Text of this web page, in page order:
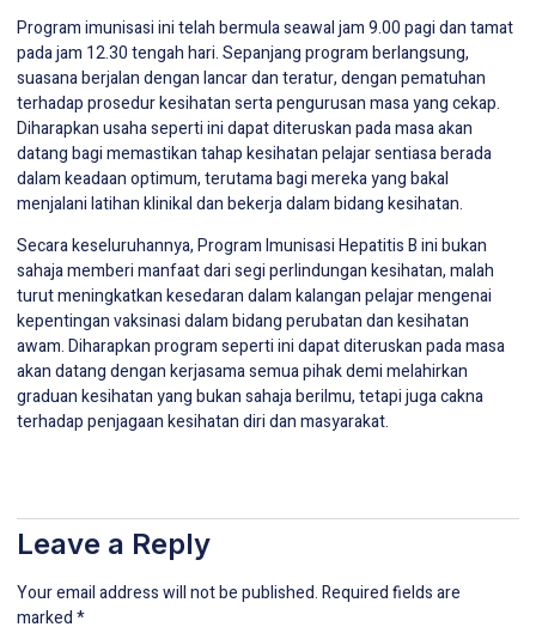
Program imunisasi ini telah bermula seawal jam 9.00 pagi dan tamat
pada jam 12.30 tengah hari. Sepanjang program berlangsung,
suasana berjalan dengan lancar dan teratur, dengan pematuhan
terhadap prosedur kesihatan serta pengurusan masa yang cekap.
Diharapkan usaha seperti ini dapat diteruskan pada masa akan
datang bagi memastikan tahap kesihatan pelajar sentiasa berada
dalam keadaan optimum, terutama bagi mereka yang bakal
menjalani latihan klinikal dan bekerja dalam bidang kesihatan.
Secara keseluruhannya, Program Imunisasi Hepatitis B ini bukan
sahaja memberi manfaat dari segi perlindungan kesihatan, malah
turut meningkatkan kesedaran dalam kalangan pelajar mengenai
kepentingan vaksinasi dalam bidang perubatan dan kesihatan
awam. Diharapkan program seperti ini dapat diteruskan pada masa
akan datang dengan kerjasama semua pihak demi melahirkan
graduan kesihatan yang bukan sahaja berilmu, tetapi juga cakna
terhadap penjagaan kesihatan diri dan masyarakat.
Leave a Reply
Your email address will not be published.Required fields are
marked*